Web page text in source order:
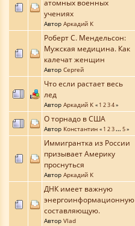
атомных военных
учениях
Автор Аркадий К
Роберт С. Мендельсон:
Мужская медицина. Как
калечат женщин
Автор Сергей
Что если растает весь
лед
Автор Аркадий К « 1 234»
О торнадо в США
Автор Константин « 1 23... 5»
Иммигрантка из России
призывает Америку
проснуться
Автор Аркадий К
ДНК имеет важную
энергоинформационную
составляющую.
Автор Vlad